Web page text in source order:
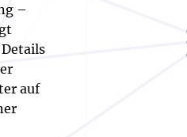
–
auf